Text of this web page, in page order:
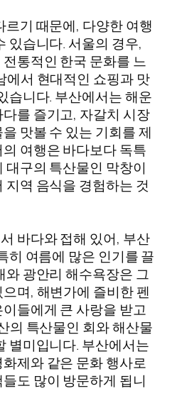
르기 때문에, 다양한 여행
있습니다. 서울의 경우,
통적인 한국 문화를 느
에서 현대적인 쇼핑과 맛
습니다. 부산에서는 해운
를 즐기고, 자갈치 시장
맛볼 수 있는 기회를 제
여행은 바다보다 독특
대구의 특산물인 막창이
지역 음식을 경험하는 것
바다와 접해 있어, 부산
히 여름에 많은 인기를 끌
와 광안리 해수욕장은 그
며, 해변가에 즐비한 펜
들에게 큰 사랑을 받고
의 특산물인 회와 해산물
별미입니다. 부산에서는
제와 같은 문화 행사로
도 많이 방문하게 됩니